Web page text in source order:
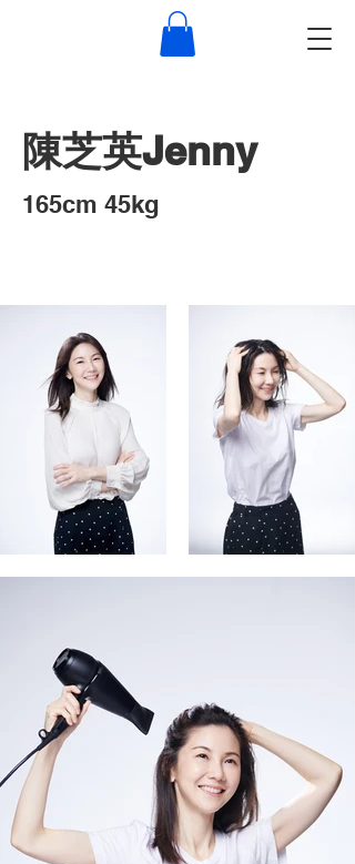
​陳芝英Jenny
​165cm 45kg